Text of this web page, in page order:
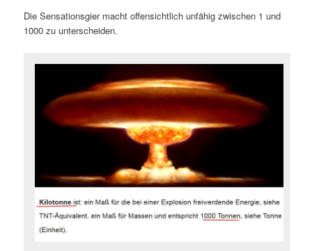
Die Sensationsgier macht offensichtlich unfähig zwischen 1 und
1000 zu unterscheiden.